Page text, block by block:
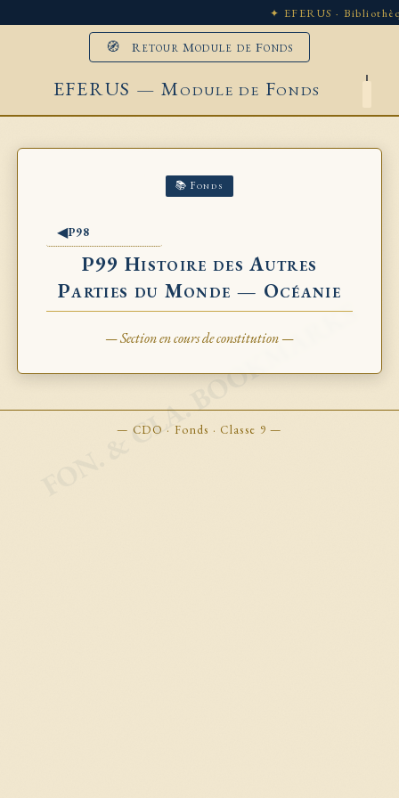
FON. & CLA. BOOKMARKS
✦ EFERUS ·
🧭 Retour Module de Fonds
EFERUS — Module de Fonds
📚 Fonds
◀P98
P99 Histoire des Autres
Parties du Monde — Océanie
— Section en cours de constitution —
— CDO · Fonds · Classe 9 —